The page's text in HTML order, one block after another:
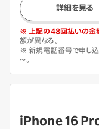
詳細を見る
※ 上記の48回払いの金
額が異なる。
※ 新規電話番号で申し込
～。
iPhone 16